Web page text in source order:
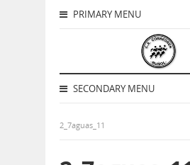
PRIMARY MENU
SECONDARY MENU
2_7aguas_11